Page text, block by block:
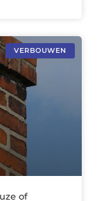
VERBOUWEN
of